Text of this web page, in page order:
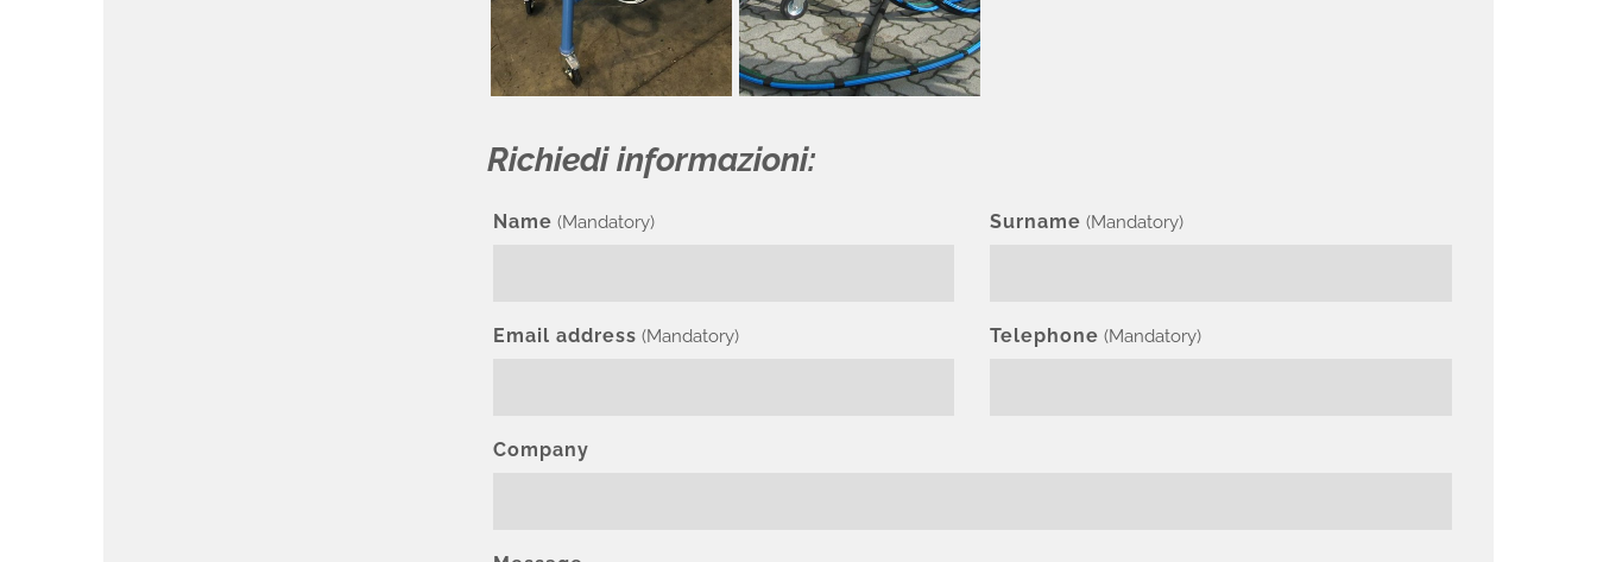
Richiedi informazioni:
Name (Mandatory) Surname (Mandatory)
Email address (Mandatory) Telephone (Mandatory)
Company